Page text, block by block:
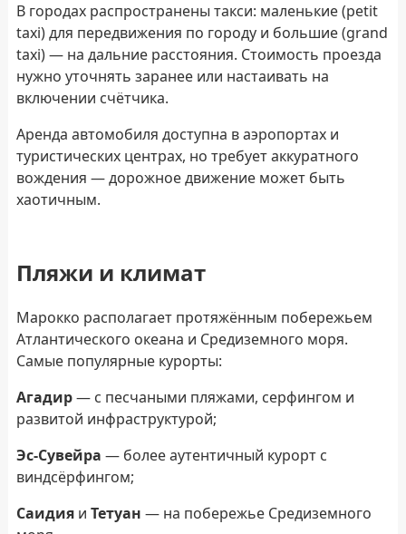
В городах распространены такси: маленькие (petit
taxi) для передвижения по городу и большие (grand
taxi) — на дальние расстояния. Стоимость проезда
нужно уточнять заранее или настаивать на
включении счётчика.
Аренда автомобиля доступна в аэропортах и
туристических центрах, но требует аккуратного
вождения — дорожное движение может быть
хаотичным.
Пляжи и климат
Марокко располагает протяжённым побережьем
Атлантического океана и Средиземного моря.
Самые популярные курорты:
Агадир— с песчаными пляжами, серфингом и
развитой инфраструктурой;
Эс-Сувейра — более аутентичный курорт с
виндсёрфингом;
Саидияи Тетуан — на побережье Средиземного